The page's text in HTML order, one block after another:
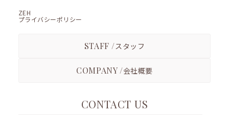
ZEH
プライバシーポリシー
STAFF /スタッフ
COMPANY /会社概要
CONTACT US